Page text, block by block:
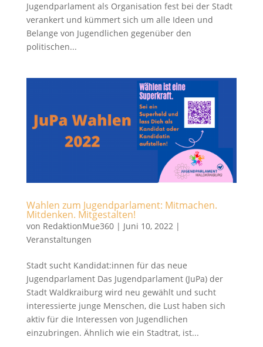
Jugendparlament als Organisation fest bei der Stadt
verankert und kümmert sich um alle Ideen und
Belange von Jugendlichen gegenüber den
politischen...
Wahlen zum Jugendparlament: Mitmachen.
Mitdenken. Mitgestalten!
von RedaktionMue360| Juni 10, 2022|
Veranstaltungen
Stadt sucht Kandidat:innen für das neue
Jugendparlament Das Jugendparlament (JuPa) der
Stadt Waldkraiburg wird neu gewählt und sucht
interessierte junge Menschen, die Lust haben sich
aktiv für die Interessen von Jugendlichen
einzubringen. Ähnlich wie ein Stadtrat, ist...